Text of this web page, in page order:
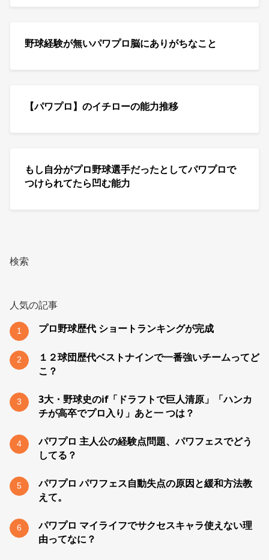
野球経験が無いパワプロ脳にありがちなこと
【パワプロ】のイチローの能力推移
もし自分がプロ野球選手だったとしてパワプロで
つけられてたら凹む能力
検索
人気の記事
1 プロ野球歴代 ショートランキングが完成
2
１２球団歴代ベストナインで一番強いチームってど
こ？
3
3大・野球史のif「ドラフトで巨人清原」「ハンカ
チが高卒でプロ入り」あと一 つは？
4
パワプロ 主人公の経験点問題、パワフェスでどう
してる？
5
パワプロ パワフェス自動失点の原因と緩和方法教
えて。
6
パワプロ マイライフでサクセスキャラ使えない理
由ってなに？